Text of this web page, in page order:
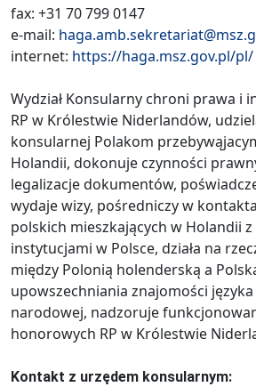
fax: +31 70 799 0147
e-mail:
internet: https://haga.msz.gov.pl/pl/
Wydział Konsularny chroni prawa i
RP w Królestwie Niderlandów,
konsularnej Polakom
Holandii, dokonuje czynności
legalizacje dokumentów,
wydaje wizy, pośredniczy w
polskich mieszkających w Holandii z
instytucjami w Polsce, działa na
między Polonią holenderską a
upowszechniania znajomości
narodowej, nadzoruje
honorowych RP w Królestwie
Kontakt z urzędem konsularnym: